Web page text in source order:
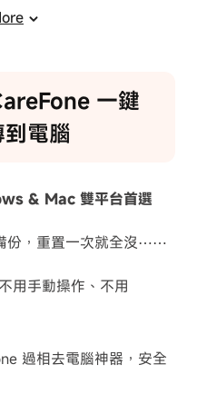
iPhone 電腦過相
種方法比較表：
常見問題 Q&A
一鍵
電腦
& Mac 雙平台首選
份，重置一次就全沒⋯⋯
用手動操作、不用
過相去電腦神器，安全